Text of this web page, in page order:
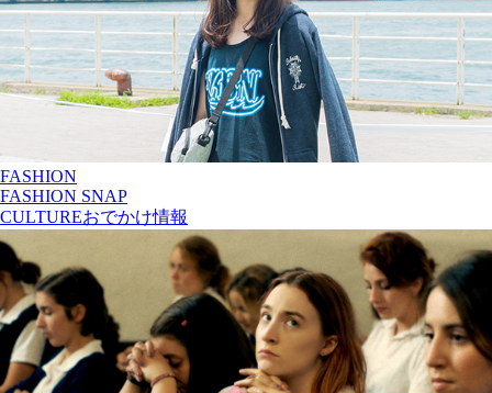
FASHION
FASHION SNAP
CULTUREおでかけ情報